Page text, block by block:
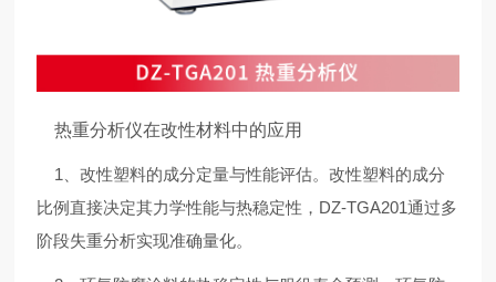
热重分析仪在改性材料中的应用
1、改性塑料的成分定量与性能评估。改性塑料的成分
比例直接决定其力学性能与热稳定性，DZ-TGA201通过多
阶段失重分析实现准确量化。